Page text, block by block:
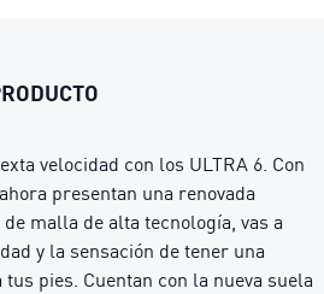
velocidad con los ULTRA 6. Con
presentan una renovada
malla de alta tecnología, vas a
y la sensación de tener una
pies. Cuentan con la nueva suela